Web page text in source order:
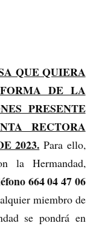
QUE QUIERA
DE LA
PRESENTE
RECTORA
2023. Para ello,
la Hermandad,
664 04 47 06
miembro de
se pondrá en